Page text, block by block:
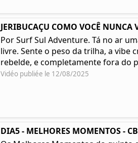
JERIBUCAÇU COMO VOCÊ NUNCA
Por Surf Sul Adventure. Tá no ar
livre. Sente o peso da trilha, a vibe
rebelde, e completamente fora do
Vidéo publiée le 12/08/2025
DIA5 - MELHORES MOMENTOS -